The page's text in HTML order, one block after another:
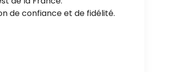
de confiance et de fidélité.